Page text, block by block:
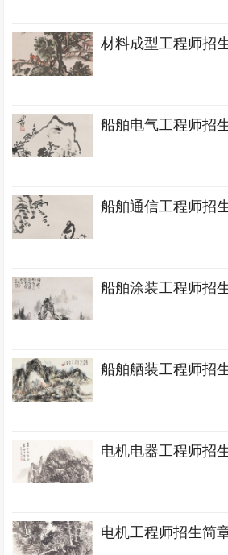
材料成型工程师招
船舶电气工程师招
船舶通信工程师招
船舶涂装工程师招
船舶舾装工程师招
电机电器工程师招
电机工程师招生简